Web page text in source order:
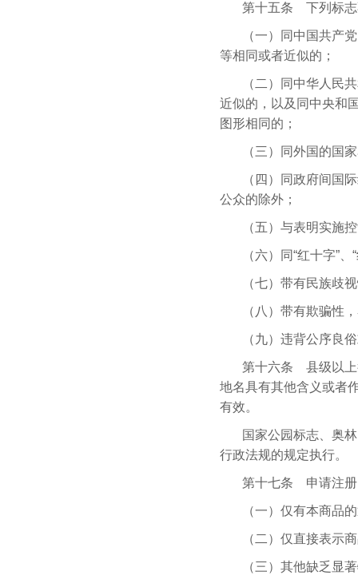
第十五条 下列标志
（一）同中国共产
等相同或者近似的；
（二）同中华人民
近似的，以及同中央和
图形相同的；
（三）同外国的国
（四）同政府间国
公众的除外；
（五）与表明实施
（六）同“红十字”
（七）带有民族歧
（八）带有欺骗性
（九）违背公序良
第十六条 县级以上
地名具有其他含义或者
有效。
国家公园标志、奥
行政法规的规定执行。
第十七条 申请注册
（一）仅有本商品
（二）仅直接表示
（三）其他缺乏显